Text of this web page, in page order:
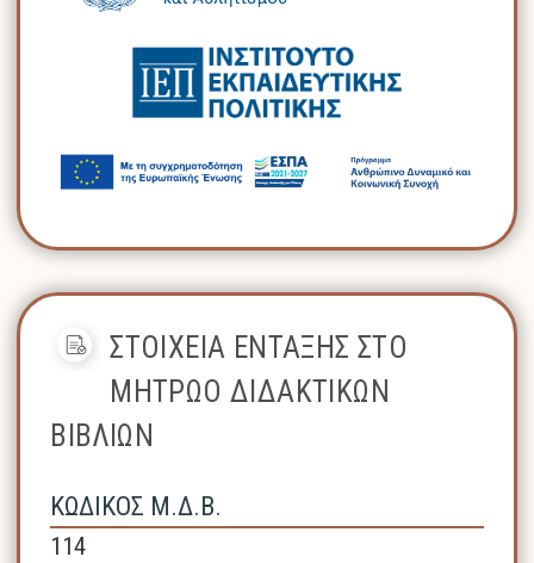
ΣΤΟΙΧΕΙΑ ΕΝΤΑΞΗΣ ΣΤΟ
ΜΗΤΡΩΟ ΔΙΔΑΚΤΙΚΩΝ
ΒΙΒΛΙΩΝ
ΚΩΔΙΚΟΣ Μ.Δ.Β.
114